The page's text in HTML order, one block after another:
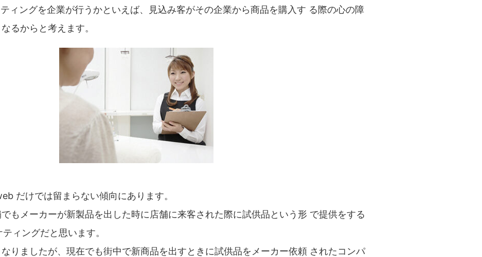
ィングを企業が行うかといえば、見込み客がその企業から商品を購入す る際の心の障
るからと考えます。
だけでは留まらない傾向にあります。
もメーカーが新製品を出した時に店舗に来客された際に試供品という形 で提供をする
ィングだと思います。
りましたが、現在でも街中で新商品を出すときに試供品をメーカー依頼 されたコンパ